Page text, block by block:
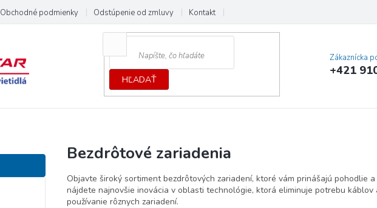
Obchodné podmienky Odstúpenie od zmluvy Kontakt
HĽADAŤ
Zákaznícka
+421
Bezdrôtové zariadenia
Objavte široký sortiment bezdrôtových zariadení, ktoré vám prinášajú pohodlie
nájdete najnovšie inovácia v oblasti technológie, ktorá eliminuje potrebu káblov
používanie rôznych zariadení.